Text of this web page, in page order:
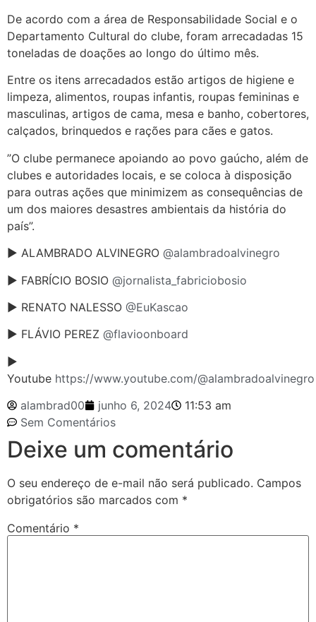
De acordo com a área de Responsabilidade Social e o
Departamento Cultural do clube, foram arrecadadas 15
toneladas de doações ao longo do último mês.
Entre os itens arrecadados estão artigos de higiene e
limpeza, alimentos, roupas infantis, roupas femininas e
masculinas, artigos de cama, mesa e banho, cobertores,
calçados, brinquedos e rações para cães e gatos.
”O clube permanece apoiando ao povo gaúcho, além de
clubes e autoridades locais, e se coloca à disposição
para outras ações que minimizem as consequências de
um dos maiores desastres ambientais da história do
país”.
► ALAMBRADO ALVINEGRO @alambradoalvinegro
► FABRÍCIO BOSIO @jornalista_fabriciobosio
► RENATO NALESSO @EuKascao
► FLÁVIO PEREZ @flavioonboard
►
Youtube https://www.youtube.com/@alambradoalvinegro
alambrad00
junho 6, 2024
11:53 am
Sem Comentários
Deixe um comentário
O seu endereço de e-mail não será publicado. Campos
obrigatórios são marcados com *
Comentário *